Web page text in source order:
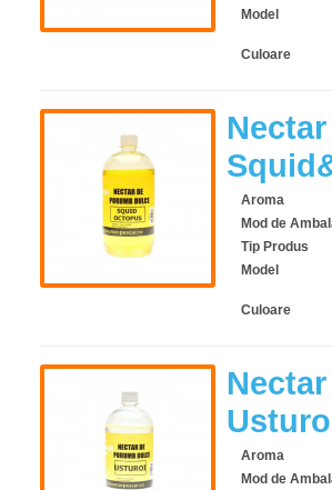
Model
Culoare
Aroma
Mod de
Tip Produs
Model
Culoare
Aroma
Mod de